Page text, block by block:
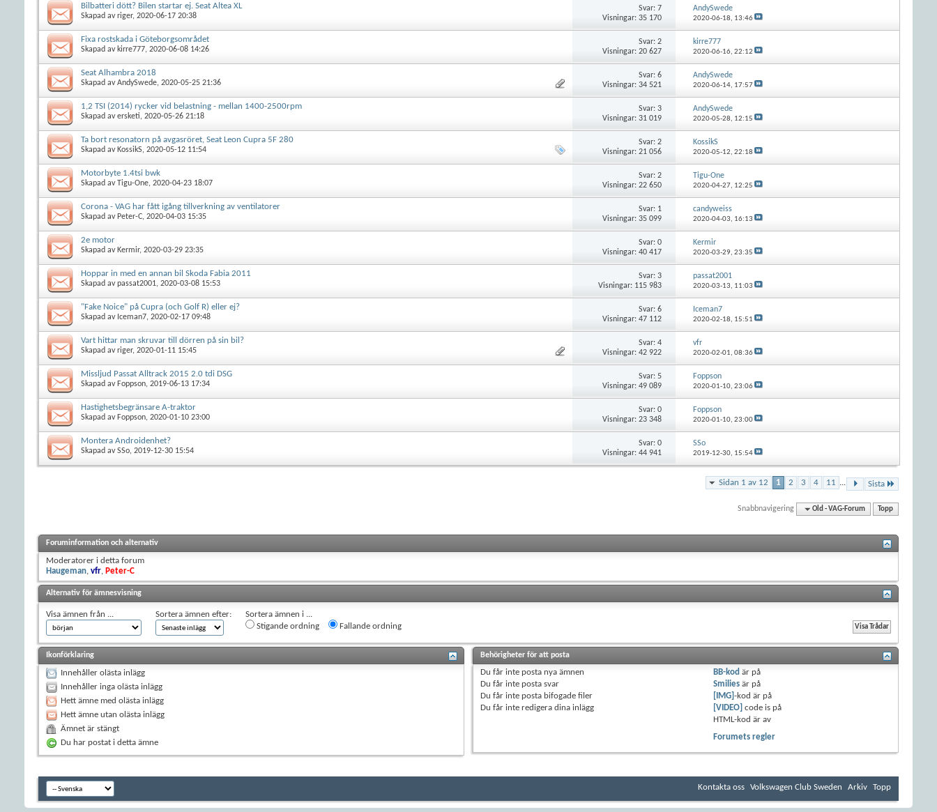
Bilbatteri dött? Bilen startar ej. Seat Altea XL
Skapad avriger, 2020-06-17 20:38
Svar:7
Visningar: 35 170
AndySwede
2020-06-18, 13:46
Fixa rostskada i Göteborgsområdet
Skapad av kirre777, 2020-06-08 14:26
Svar:2
Visningar: 20 627
kirre777
2020-06-16, 22:12
Seat Alhambra 2018
Skapad avAndySwede, 2020-05-25 21:36
Svar:6
Visningar: 34 521
AndySwede
2020-06-14, 17:57
1,2 TSI (2014) rycker vid belastning - mellan 1400-2500rpm
Skapad aversketi, 2020-05-26 21:18
Svar:3
Visningar: 31 019
AndySwede
2020-05-28, 12:15
Ta bort resonatorn på avgasröret, Seat Leon Cupra 5F 280
Skapad av KossikS, 2020-05-12 11:54
Svar:2
Visningar: 21 056
KossikS
2020-05-12, 22:18
Motorbyte 1.4tsi bwk
Skapad avTigu-One, 2020-04-23 18:07
Svar:2
Visningar: 22 650
Tigu-One
2020-04-27, 12:25
Corona - VAG har fått igång tillverkning av ventilatorer
Skapad av Peter-C, 2020-04-03 15:35
Svar: 1
Visningar: 35 099
candyweiss
2020-04-03, 16:13
2e motor
Skapad av Kermir, 2020-03-29 23:35
Svar:0
Visningar: 40 417
Kermir
2020-03-29, 23:35
Hoppar in med en annan bil Skoda Fabia 2011
Skapad avpassat2001, 2020-03-08 15:53
Svar:3
Visningar: 115 983
passat2001
2020-03-13, 11:03
"Fake Noice" på Cupra (och Golf R) eller ej?
Skapad av Iceman7, 2020-02-17 09:48
Svar:6
Visningar: 47 112
Iceman7
2020-02-18, 15:51
Vart hittar man skruvar till dörren på sin bil?
Skapad avriger, 2020-01-11 15:45
Svar:4
Visningar: 42 922
vfr
2020-02-01, 08:36
Missljud Passat Alltrack 2015 2.0 tdi DSG
Skapad av Foppson, 2019-06-13 17:34
Svar:5
Visningar: 49 089
Foppson
2020-01-10, 23:06
Hastighetsbegränsare A-traktor
Skapad av Foppson, 2020-01-10 23:00
Svar:0
Visningar: 23 348
Foppson
2020-01-10, 23:00
Montera Androidenhet?
Skapad avSSo, 2019-12-30 15:54
Svar:0
Visningar: 44 941
SSo
2019-12-30, 15:54
Sidan 1 av 12 1 2 3 4 11 ... Sista
Snabbnavigering Old - VAG-Forum Topp
Foruminformation och alternativ
Moderatorer i detta forum
Haugeman, vfr, Peter-C
Alternativ för ämnesvisning
Visa ämnen från ... Sortera ämnen efter:
Sortera ämnen i ...
Stigande ordning
Fallande ordning
Ikonförklaring
Innehåller olästa inlägg
Innehåller inga olästa inlägg
Hett ämne med olästa inlägg
Hett ämne utan olästa inlägg
Ämnet är stängt
Du har postat i detta ämne
Behörigheter för att posta
Dufår inte posta nya ämnen
Dufår inte posta svar
Dufår inte posta bifogade filer
Dufår inte redigera dina inlägg
BB-kod är på
Smilies är på
[IMG]-kod är på
[VIDEO] code is på
HTML-kod ärav
Forumets regler
Kontakta oss Volkswagen Club Sweden Arkiv Topp